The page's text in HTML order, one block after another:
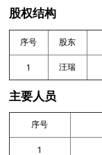
股权结构
序号 股东
1 汪瑞
主要人员
序号
1